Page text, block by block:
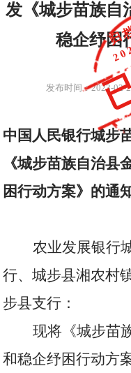
发《城步苗族自
稳企纾困
发布时间：2023-02-
中国人民银行城步
《城步苗族自治县
困行动方案》的通
农业发展银行
行、城步县湘农村
步县支行：
现将《城步苗
和稳企纾困行动方
归